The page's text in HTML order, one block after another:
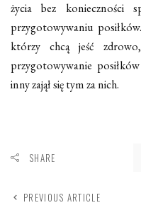
życia bez konieczności
przygotowywaniu
którzy chcą jeść
przygotowywanie
inny zajął się tym za nich.
SHARE
PREVIOUS ARTICLE